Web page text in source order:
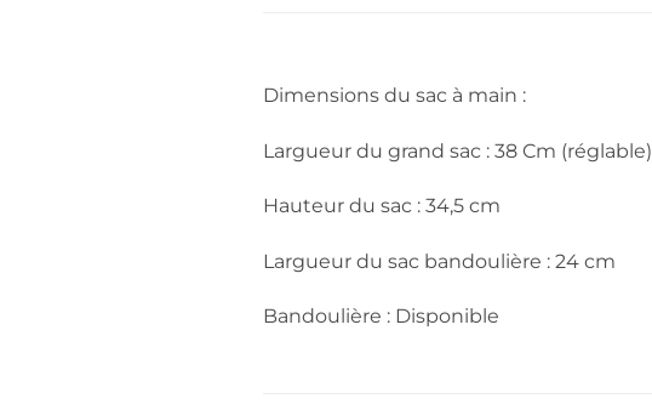
Dimensions du sac à main :
Largueur du grand sac : 38 Cm (réglable)
Hauteur du sac : 34,5 cm
Largueur du sac bandoulière : 24 cm
Bandoulière : Disponible